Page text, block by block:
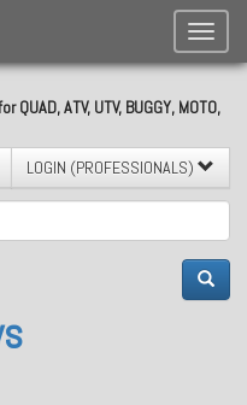
Toggle
ATV, UTV, BUGGY, MOTO,
LOGIN (PROFESSIONALS)